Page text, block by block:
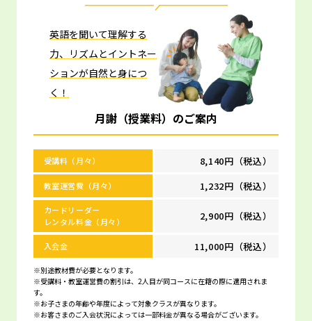
英語を聞いて理解する
力、リズムとイントネー
ションが自然と身につ
く！
月謝（授業料）のご案内
受講料（月々） 8,140円（税込）
教室運営費（月々） 1,232円（税込）
カードリーダー
レンタル料金（月々）
2,900円（税込）
入会金 11,000円（税込）
※別途教材費が必要となります。
※受講料・教室運営費の割引は、2人目が同コースに在籍の際に適用されま
す。
※お子さまの年齢や年度によって対象クラスが異なります。
※お客さまのご入会状況によっては一部料金が異なる場合がございます。